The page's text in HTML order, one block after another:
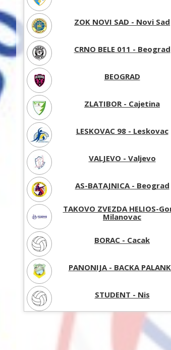
ZOK NOVI SAD - Novi Sad
CRNO BELE 011 - Beograd
BEOGRAD
ZLATIBOR - Cajetina
LESKOVAC 98 - Leskovac
VALJEVO - Valjevo
AS-BATAJNICA - Beograd
TAKOVO ZVEZDA HELIOS-
Milanovac
BORAC - Cacak
PANONIJA - BACKA
STUDENT - Nis